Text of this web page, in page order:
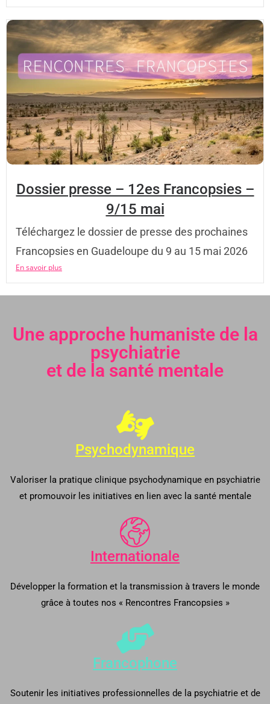
Dossier presse – 12es Francopsies –
9/15 mai
Téléchargez le dossier de presse des prochaines
Francopsies en Guadeloupe du 9 au 15 mai 2026
En savoir plus
Une approche humaniste de la
psychiatrie
et de la santé mentale
Psychodynamique
Valoriser la pratique clinique psychodynamique en psychiatrie
et promouvoir les initiatives en lien avec la santé mentale
Internationale
Développer la formation et la transmission à travers le monde
grâce à toutes nos « Rencontres Francopsies »
Francophone
Soutenir les initiatives professionnelles de la psychiatrie et de